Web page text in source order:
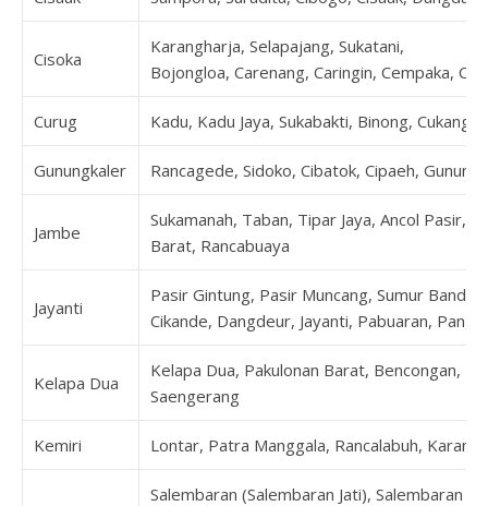
Cisoka
Karangharja, Selapajang, Sukatani,
Bojongloa, Carenang, Caringin, Cempaka,
Curug Kadu, Kadu Jaya, Sukabakti, Binong, Cukang
Gunungkaler Rancagede, Sidoko, Cibatok, Cipaeh,
Jambe
Sukamanah, Taban, Tipar Jaya, Ancol Pasir,
Barat, Rancabuaya
Jayanti
Pasir Gintung, Pasir Muncang, Sumur
Cikande, Dangdeur, Jayanti, Pabuaran,
Kelapa Dua
Kelapa Dua, Pakulonan Barat, Bencongan,
Saengerang
Kemiri Lontar, Patra Manggala, Rancalabuh,
Salembaran (Salembaran Jati), Salembaran